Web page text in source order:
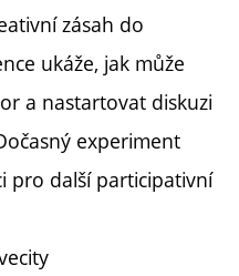
zásah do
ukáže, jak může
a nastartovat diskuzi
experiment
pro další participativní